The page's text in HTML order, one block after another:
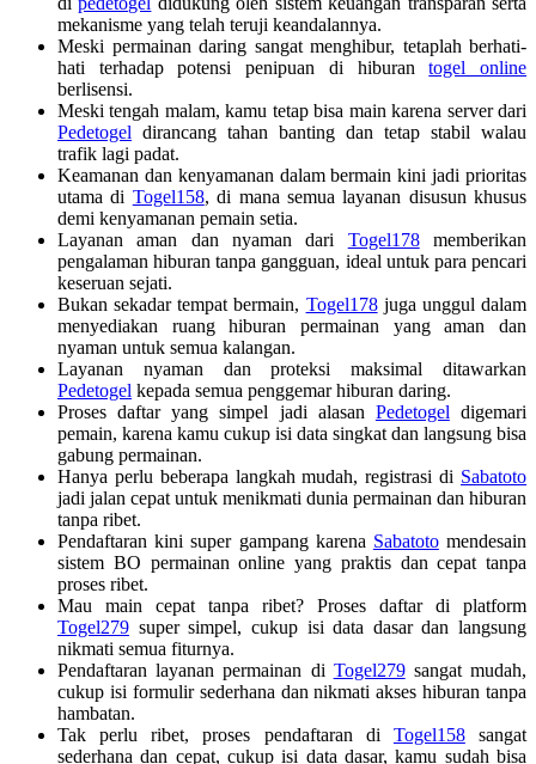
mekanisme yang telah teruji keandalannya.
Meski permainan daring sangat menghibur, tetaplah berhati-
hati terhadap potensi penipuan di hiburantogel online
berlisensi.
Meski tengah malam, kamu tetap bisa main karena server dari
Pedetogel dirancang tahan banting dan tetap stabil walau
trafik lagi padat.
Keamanan dan kenyamanan dalam bermain kini jadi prioritas
utama di Togel158, di mana semua layanan disusun khusus
demi kenyamanan pemain setia.
Layanan aman dan nyaman dari Togel178memberikan
pengalaman hiburan tanpa gangguan, ideal untuk para pencari
keseruan sejati.
Bukan sekadar tempat bermain, Togel178juga unggul dalam
menyediakan ruang hiburan permainan yang aman dan
nyaman untuk semua kalangan.
Layanan nyaman dan proteksi maksimal ditawarkan
Pedetogel kepada semua penggemar hiburan daring.
Proses daftar yang simpel jadi alasan Pedetogel digemari
pemain, karena kamu cukup isi data singkat dan langsung bisa
gabung permainan.
Hanya perlu beberapa langkah mudah, registrasi di Sabatoto
jadi jalan cepat untuk menikmati dunia permainan dan hiburan
tanpa ribet.
Pendaftaran kini super gampang karena Sabatotomendesain
sistem BO permainan online yang praktis dan cepat tanpa
proses ribet.
Mau main cepat tanpa ribet? Proses daftar di platform
Togel279 super simpel, cukup isi data dasar dan langsung
nikmati semua fiturnya.
Pendaftaran layanan permainan di Togel279sangat mudah,
cukup isi formulir sederhana dan nikmati akses hiburan tanpa
hambatan.
Tak perlu ribet, proses pendaftaran di Togel158sangat
sederhana dan cepat, cukup isi data dasar, kamu sudah bisa